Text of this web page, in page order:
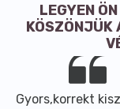
LEGYEN
Gyors,korrekt